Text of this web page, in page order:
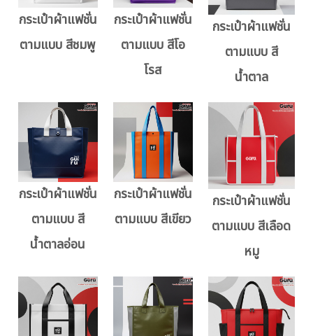
กระเป๋าผ้าแฟชั่น
ตามแบบ สีชมพู
กระเป๋าผ้าแฟชั่น
ตามแบบ สีโอ
โรส
กระเป๋าผ้าแฟชั่น
ตามแบบ สี
น้ำตาล
กระเป๋าผ้าแฟชั่น
ตามแบบ สี
น้ำตาลอ่อน
กระเป๋าผ้าแฟชั่น
ตามแบบ สีเขียว
กระเป๋าผ้าแฟชั่น
ตามแบบ สีเลือด
หมู